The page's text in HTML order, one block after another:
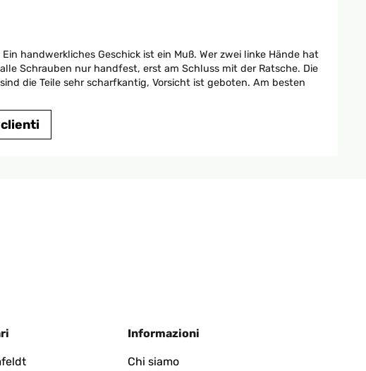
handwerkliches Geschick ist ein Muß. Wer zwei linke Hände hat
Schrauben nur handfest, erst am Schluss mit der Ratsche. Die
die Teile sehr scharfkantig, Vorsicht ist geboten. Am besten
Kunststoffschoner angebracht. Dann habe ich noch einen
Informazioni
Chi siamo